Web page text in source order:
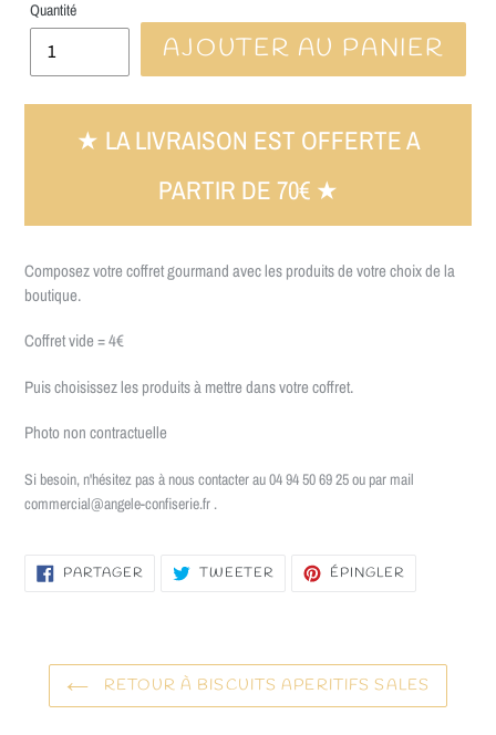
Quantité
AJOUTER AU PANIER
Composez votre coffret gourmand avec les produits de votre choix de la
boutique.
Coffret vide = 4€
Puis choisissez les produits à mettre dans votre coffret.
Photo non contractuelle
Si besoin, n'hésitez pas à nous contacter au 04 94 50 69 25 ou par mail
commercial@angele-confiserie.fr .
PARTAGERPARTAGER
SUR
TWEETER TWEETERÉPINGLER
RETOUR À BISCUITS APERITIFS SALES